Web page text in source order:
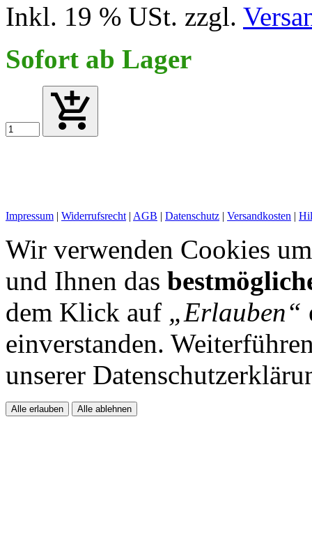
Inkl. 19 % USt. zzgl.
Sofort ab Lager
Impressum | Widerrufsrecht | AGB | Datenschutz | Versandkosten |
Wir verwenden Cookies
und Ihnen das
dem Klick auf „Erlauben“
einverstanden.
unserer
Alle erlauben Alle ablehnen